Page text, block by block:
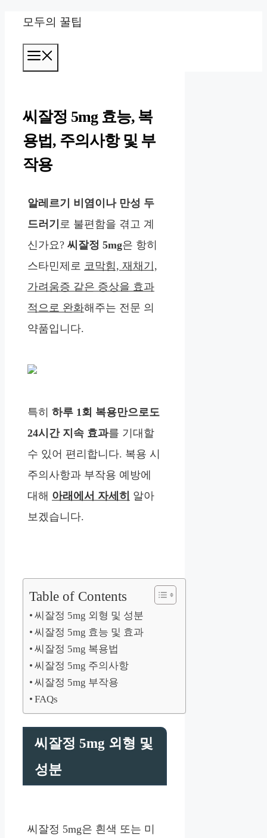
모두의 꿀팁
씨잘정 5mg 효능, 복
용법, 주의사항 및 부
작용
알레르기 비염이나 만성 두
드러기 로 불편함을 겪고 계
신가요? 씨잘정 5mg은 항히
스타민제로 코막힘, 재채기,
가려움증 같은 증상을 효과
적으로 완화해주는 전문 의
약품입니다.
특히 하루 1회 복용만으로도
24시간 지속 효과를 기대할
수 있어 편리합니다. 복용 시
주의사항과 부작용 예방에
대해 아래에서 자세히 알아
보겠습니다.
Table of Contents
씨잘정 5mg 외형 및 성분
씨잘정 5mg 효능 및 효과
씨잘정 5mg 복용법
씨잘정 5mg 주의사항
씨잘정 5mg 부작용
FAQs
씨잘정 5mg 외형 및
성분
씨잘정 5mg은 흰색 또는 미